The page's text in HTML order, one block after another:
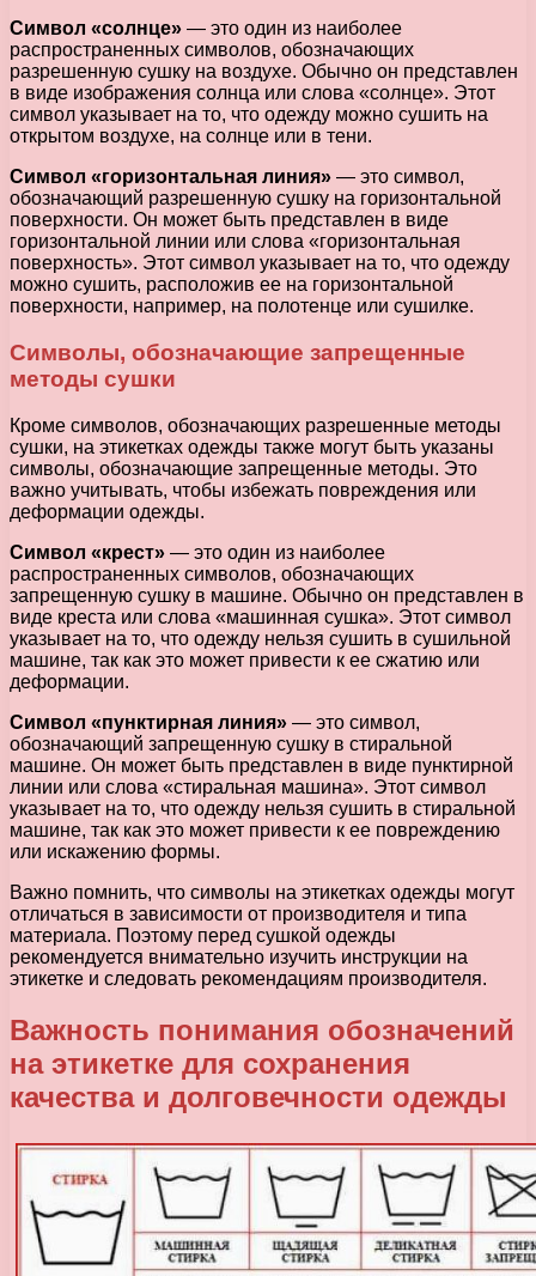
Символ «солнце» — это один из наиболее
распространенных символов, обозначающих
разрешенную сушку на воздухе. Обычно он представлен
в виде изображения солнца или слова «солнце». Этот
символ указывает на то, что одежду можно сушить на
открытом воздухе, на солнце или в тени.
Символ «горизонтальная линия» — это символ,
обозначающий разрешенную сушку на горизонтальной
поверхности. Он может быть представлен в виде
горизонтальной линии или слова «горизонтальная
поверхность». Этот символ указывает на то, что одежду
можно сушить, расположив ее на горизонтальной
поверхности, например, на полотенце или сушилке.
Символы, обозначающие запрещенные
методы сушки
Кроме символов, обозначающих разрешенные методы
сушки, на этикетках одежды также могут быть указаны
символы, обозначающие запрещенные методы. Это
важно учитывать, чтобы избежать повреждения или
деформации одежды.
Символ «крест» — это один из наиболее
распространенных символов, обозначающих
запрещенную сушку в машине. Обычно он представлен в
виде креста или слова «машинная сушка». Этот символ
указывает на то, что одежду нельзя сушить в сушильной
машине, так как это может привести к ее сжатию или
деформации.
Символ «пунктирная линия» — это символ,
обозначающий запрещенную сушку в стиральной
машине. Он может быть представлен в виде пунктирной
линии или слова «стиральная машина». Этот символ
указывает на то, что одежду нельзя сушить в стиральной
машине, так как это может привести к ее повреждению
или искажению формы.
Важно помнить, что символы на этикетках одежды могут
отличаться в зависимости от производителя и типа
материала. Поэтому перед сушкой одежды
рекомендуется внимательно изучить инструкции на
этикетке и следовать рекомендациям производителя.
Важность понимания обозначений
на этикетке для сохранения
качества и долговечности одежды